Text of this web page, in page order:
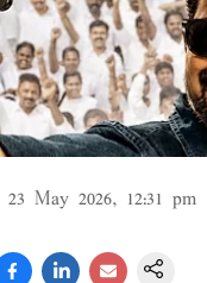
23 May 2026, 12:31 pm